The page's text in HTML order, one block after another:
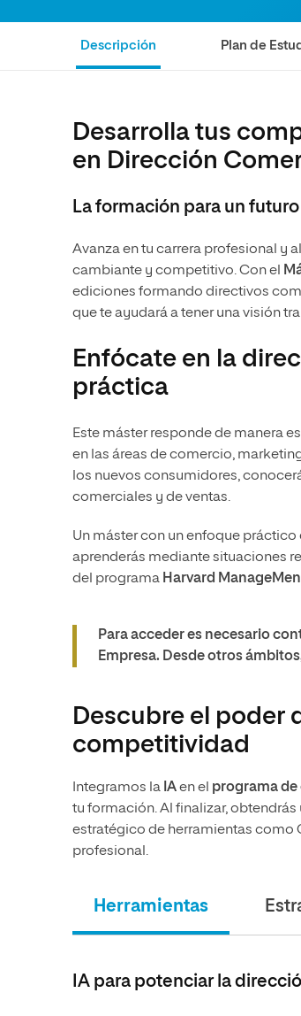
Ciencias de la Salud
Ciencias Sociales
Artes
Música
Diseño
Ciencias de la Salud
Humanidades
Artes
Descripción Plan de
Desarrolla tus
en Dirección
La formación para un
Avanza en tu carrera profesional y
cambiante y competitivo. Con el
ediciones formando directivos
que te ayudará a tener una visión
Enfócate en la
práctica
Este máster responde de manera
en las áreas de comercio,
los nuevos consumidores,
comerciales y de ventas.
Un máster con un enfoque práctico
aprenderás mediante situaciones
del programa Harvard
Para acceder es necesario
Empresa. Desde otros
Descubre el poder
competitividad
Integramos la IAen el programa
tu formación. Al finalizar, obtendrás
estratégico de herramientas como
profesional.
Herramientas
IA para potenciar la